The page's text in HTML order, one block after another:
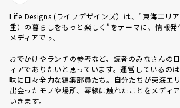
Life Designs (ライフデザインズ）は、”東海エリ
重）の暮らしをもっと楽しく”をテーマに、情報
メディアです。
おでかけやランチの参考など、読者のみなさんの
ィアでありたいと思っています。運営しているの
味に日々全力な編集部員たち。自分たちが東海エ
出会ったモノや場所、琴線に触れたことをメディ
いきます。